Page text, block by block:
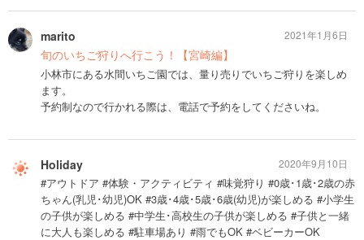
marito
旬のいちご狩りへ行こう！【宮崎編】
小林市にある水間いちご園では、量り売りでいちご狩りを楽しめ
ます。
予約制なので行かれる際は、電話で予約をしてくださいね。
2021年1月6日
Holiday
#アウトドア #体験・アクティビティ #味覚狩り #0歳･1歳･2歳の赤
ちゃん(乳児･幼児)OK #3歳･4歳･5歳･6歳(幼児)が楽しめる #小学生
の子供が楽しめる #中学生･高校生の子供が楽しめる #子供と一緒
に大人も楽しめる #駐車場あり #雨でもOK #ベビーカーOK
2020年9月10日